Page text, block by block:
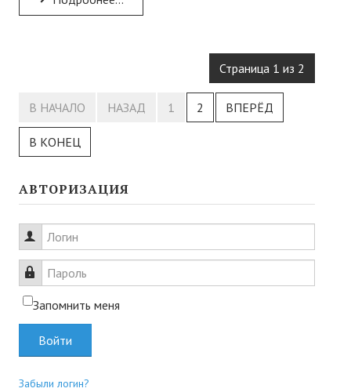
Страница 1 из 2
В НАЧАЛО НАЗАД 1 2 ВПЕРЁД
В КОНЕЦ
АВТОРИЗАЦИЯ
Логин
Пароль
Запомнить меня
Войти
Забыли логин?